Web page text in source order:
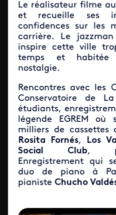
Le réalisateur filme
et recueille ses
confidences sur les
carrière. Le
inspire cette ville
temps et habitée
nostalgie.
Rencontres avec les
Conservatoire de
étudiants,
légende EGREM où
milliers de cassettes
Rosita Fornés, Los
Social Club,
Enregistrement qui
duo de piano à
pianiste Chucho